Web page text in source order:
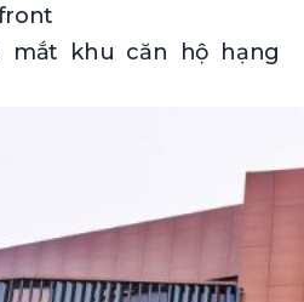
mắt khu căn hộ hạng